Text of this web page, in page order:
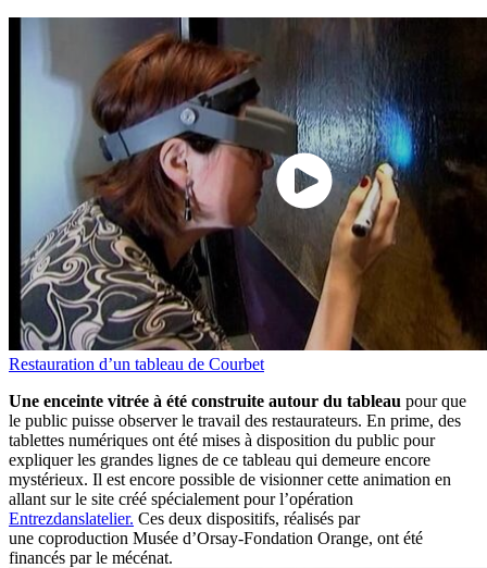
Restauration d’un tableau de Courbet
Une enceinte vitrée à été construite autour du tableau pour que
le public puisse observer le travail des restaurateurs. En prime, des
tablettes numériques ont été mises à disposition du public pour
expliquer les grandes lignes de ce tableau qui demeure encore
mystérieux. Il est encore possible de visionner cette animation en
allant sur le site créé spécialement pour l’opération
Entrezdanslatelier. Ces deux dispositifs, réalisés par
une coproduction Musée d’Orsay-Fondation Orange, ont été
financés par le mécénat.